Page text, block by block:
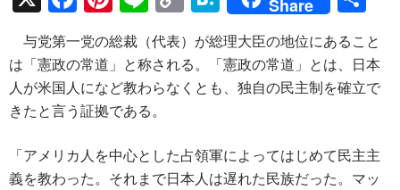
ac
e
b
o
o
k
nt
er
es
t
n
e p
y
n
k
at
e
n
Share
有
与党第一党の総裁（代表）が総理大臣の地位にあること
は「憲政の常道」と称される。「憲政の常道」とは、日本
人が米国人になど教わらなくとも、独自の民主制を確立で
きたと言う証拠である。
「アメリカ人を中心とした占領軍によってはじめて民主主
義を教わった。それまで日本人は遅れた民族だった。マッ